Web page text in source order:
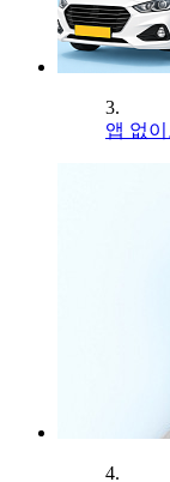
3.
앱 없
4.